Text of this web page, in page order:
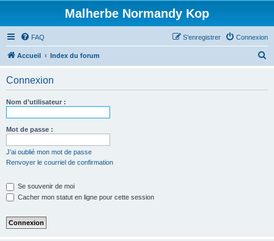
Malherbe Normandy Kop
FAQ Connexion
S’enregistrer
Accueil Index du forum
Connexion
Nom d’utilisateur :
Mot de passe :
J’ai oublié mon mot de passe
Renvoyer le courriel de confirmation
Se souvenir de moi
Cacher mon statut en ligne pour cette session